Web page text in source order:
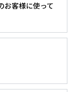
お客様に使って